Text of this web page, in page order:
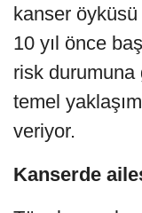
kanser öyküsü
10 yıl önce
risk
temel
veriyor.
Kanserde